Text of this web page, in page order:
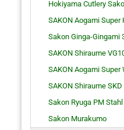
Hokiyama Cutlery
SAKON Aogami Super
Sakon Ginga-Gingami
SAKON Shiraume
SAKON Aogami Super
SAKON Shiraume
Sakon Ryuga PM Stahl
Sakon Murakumo